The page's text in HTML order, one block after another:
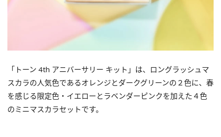
「トーン 4th アニバーサリー キット」は、ロングラッシュマ
スカラの人気色であるオレンジとダークグリーンの２色に、春
を感じる限定色・イエローとラベンダーピンクを加えた４色
のミニマスカラセットです。